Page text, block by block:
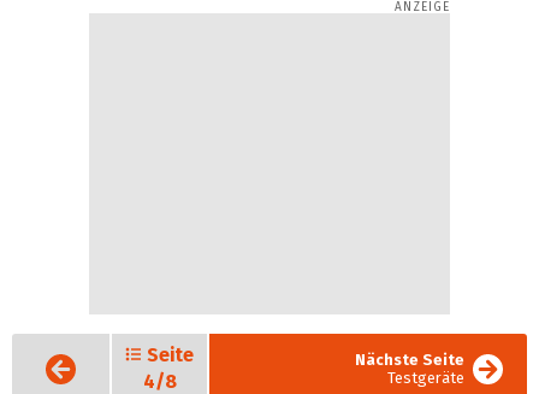
Vorige
Seite
Seite
4/8
Nächste Seite
Testgeräte